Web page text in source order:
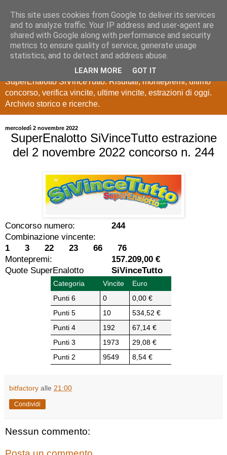
Estrazioni Lotto
SuperEnalotto
Ultime estrazioni di Lotto, SuperEnalotto, 10 e lotto,
SuperEnalotto SiVinceTutto. Risultati, montepremi, ultimo
concorso, verifica vincite, ultime vincite, estrazioni di oggi.
Archivio storico e ricerche.
mercoledì 2 novembre 2022
SuperEnalotto SiVinceTutto estrazione
del 2 novembre 2022 concorso n. 244
Concorso numero:
244
Combinazione vincente:
1 3 22 23 66 76
Montepremi:
157.209,00 €
Quote SuperEnalotto
SiVinceTutto
Categoria Vincite
Euro
Punti 6
0
0,00 €
Punti 5
10
534,52 €
Punti 4
192
67,14 €
Punti 3
1973
29,08 €
Punti 2
9549 8,54 €
bitfactory alle 21:00
Condividi
Nessun commento:
This site uses cookies from Google to deliver its services
and to analyze traffic. Your IP address and user-agent are
shared with Google along with performance and security
metrics to ensure quality of service, generate usage
statistics, and to detect and address abuse.
LEARN MORE GOT IT